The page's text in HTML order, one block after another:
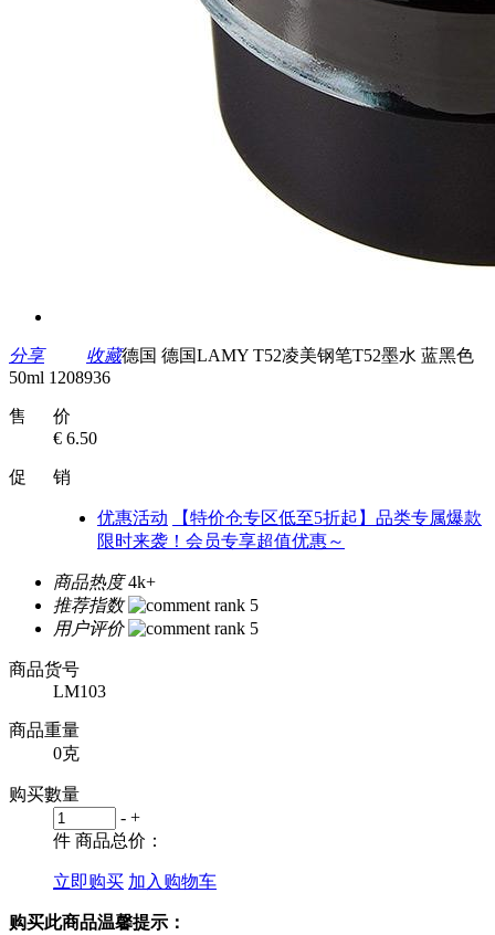
分享 收藏德国 德国LAMY T52凌美钢笔T52墨水 蓝黑色
50ml 1208936
售 价
€ 6.50
促 销
优惠活动
【特价仓专区低至5折起】品类专属爆款
限时来袭！会员专享超值优惠～
商品热度 4k+
推荐指数
用户评价
商品货号
LM103
商品重量
0克
购买數量
- +
件 商品总价：
立即购买 加入购物车
购买此商品温馨提示：